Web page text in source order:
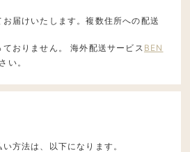
届けいたします。複数住所への配送
おりません。 海外配送サービス BEN
い。
方法は、以下になります。